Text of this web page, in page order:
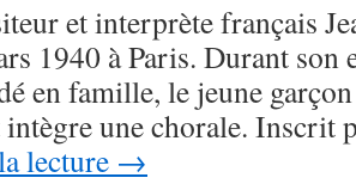
et interprète français
1940 à Paris. Durant son
en famille, le jeune
intègre une chorale. Inscrit
lecture →